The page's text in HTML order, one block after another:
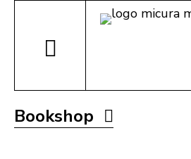
Bookshop